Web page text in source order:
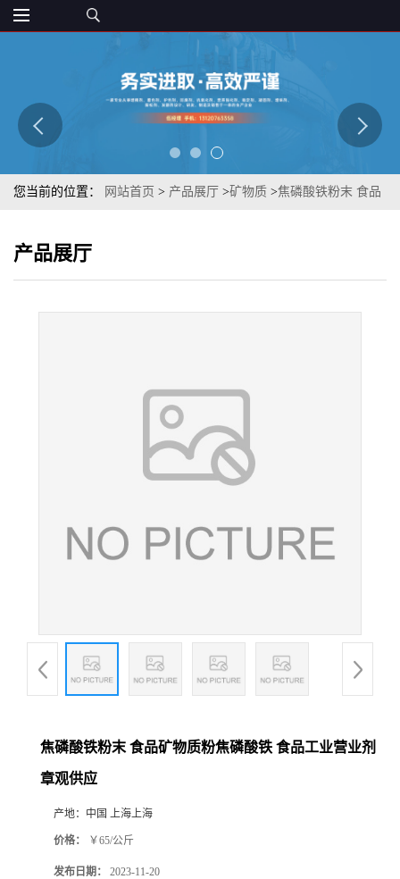
您当前的位置： 网站首页 > 产品展厅 >矿物质 >焦磷酸铁粉末 食品
产品展厅
焦磷酸铁粉末 食品矿物质粉焦磷酸铁 食品工业营业剂
章观供应
产地： 中国 上海上海
价格： ￥65/公斤
发布日期： 2023-11-20